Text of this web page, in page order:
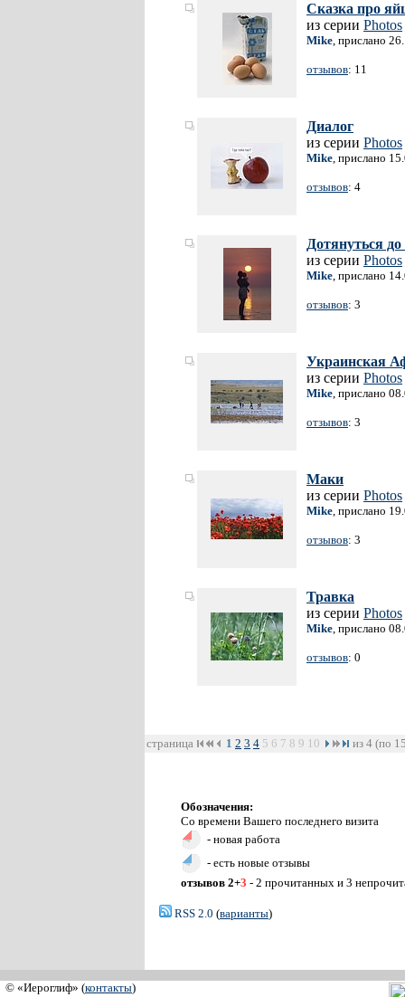
Сказка про
из серии Photos
Mike, прислано
отзывов: 11
Диалог
из серии Photos
Mike, прислано
отзывов: 4
Дотянуться
из серии Photos
Mike, прислано
отзывов: 3
Украинская
из серии Photos
Mike, прислано
отзывов: 3
Маки
из серии Photos
Mike, прислано
отзывов: 3
Травка
из серии Photos
Mike, прислано
отзывов: 0
страница 1 2 3 4 5 6 7 8 9 10 из 4 (по
Обозначения:
Со времени Вашего последнего визита
- новая работа
- есть новые отзывы
отзывов 2+3 - 2 прочитанных и 3
RSS 2.0 (варианты)
© «Иероглиф» (контакты)